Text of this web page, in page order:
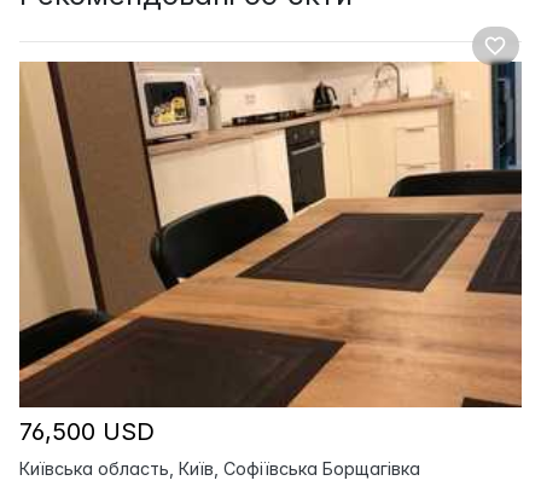
76,500 USD
Київська область, Київ, Софіївська Борщагівка